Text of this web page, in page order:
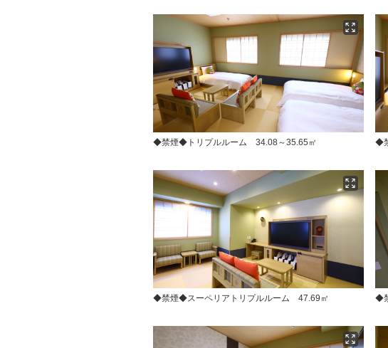
◆禁煙◆トリプルルーム 34.08～35.65㎡ ◆
◆禁煙◆スーペリアトリプルルーム 47.69㎡ ◆